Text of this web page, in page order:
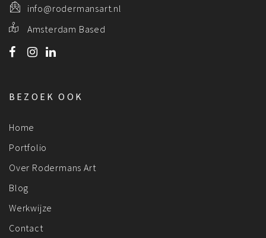
info@rodermansart.nl
Amsterdam Based
BEZOEK OOK
Home
Portfolio
Over Rodermans Art
Blog
Werkwijze
Contact